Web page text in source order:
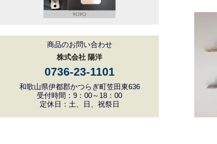
商品のお問い合わせ
株式会社 陽洋
0736-23-1101
和歌山県伊都郡かつらぎ町笠田東636
受付時間：9：00～18：00
定休日：土、日、祝祭日